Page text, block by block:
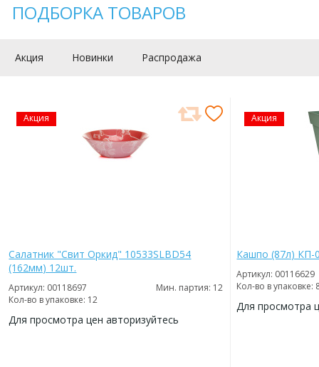
ПОДБОРКА ТОВАРОВ
Акция Новинки Распродажа
Акция
Салатник "Свит Оркид" 10533SLBD54
(162мм) 12шт.
Артикул: 00118697
Мин. партия: 12
Кол-во в упаковке: 12
Для просмотра цен авторизуйтесь
Акция
Кашпо (87л) КП-
Артикул: 00116629
Кол-во в упаковке:
Для просмотра